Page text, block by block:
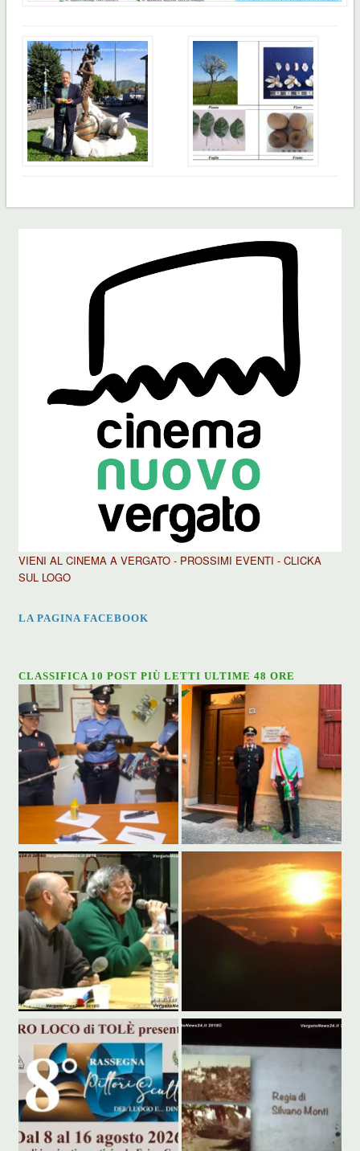
VIENI AL CINEMA A VERGATO - PROSSIMI EVENTI - CLICKA
SUL LOGO
LA PAGINA FACEBOOK
CLASSIFICA 10 POST PIÙ LETTI ULTIME 48 ORE